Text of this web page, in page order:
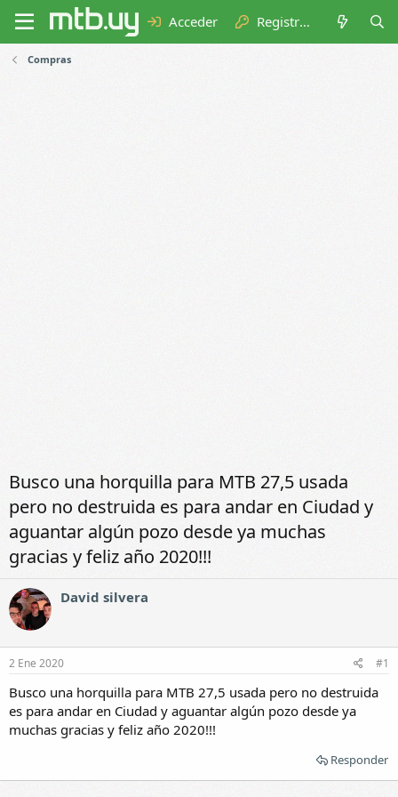
Acceder Registrarse
Compras
Busco una horquilla para MTB 27,5 usada
pero no destruida es para andar en Ciudad y
aguantar algún pozo desde ya muchas
gracias y feliz año 2020!!!
David silvera
2 Ene 2020 #1
Busco una horquilla para MTB 27,5 usada pero no destruida
es para andar en Ciudad y aguantar algún pozo desde ya
muchas gracias y feliz año 2020!!!
Responder